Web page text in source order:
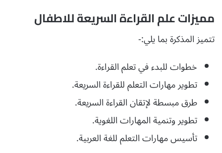
مميزات علم القراءة السريعة للاطفال
تتميز المذكرة بما يلي:-
خطوات للبدء في تعلم القراءة.
تطوير مهارات التعلم للقراءة السريعة.
طرق مبسطة لإتقان القراءة السريعة.
تطوير وتنمية المهارات اللغوية.
تأسيس مهارات التعلم للغة العربية.